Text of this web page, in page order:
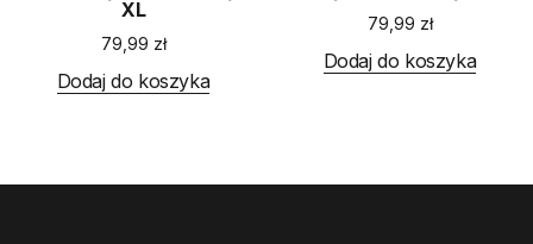
XL
79,99 zł
Dodaj do koszyka
79,99 zł
Dodaj do koszyka